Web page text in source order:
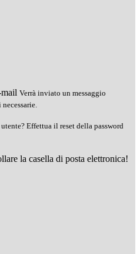
Verrà inviato un messaggio
Effettua il reset della password
la casella di posta elettronica!